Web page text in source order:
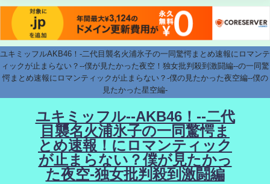
ユキミッフルAKB46！-二代目襲名火浦氷子の一同驚愕まとめ速報にロマンテ
ィックが止まらない？--僕が見たかった夜空！独女批判殺到激闘編--の一同驚
愕まとめ速報にロマンティックが止まらない？-僕の見たかった夜空編--僕の
見たかった星空編-
ユキミッフル--AKB46！--二代
目襲名火浦氷子の一同驚愕ま
とめ速報！にロマンティック
が止まらない？僕が見たかっ
た夜空-独女批判殺到激闘編